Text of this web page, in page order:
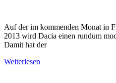
Auf der im kommenden Monat in
2013 wird Dacia einen rundum
Damit hat der
Weiterlesen